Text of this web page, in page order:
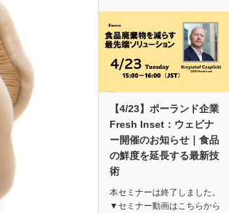
【4/23】ポーランド企業
Fresh Inset：ウェビナ
ー開催のお知らせ｜食品
の鮮度を延長する最新技
術
本セミナーは終了しました。
▼セミナー動画はこちらから